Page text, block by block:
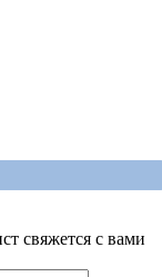
свяжется с вами